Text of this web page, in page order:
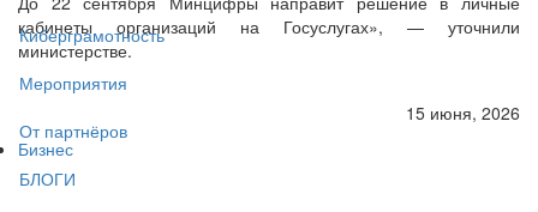
Киберграмотность
Мероприятия
От партнёров
БЛОГИ
кабинеты организаций на Госуслугах», — уточнили
министерстве.
15 июня, 2026
Бизнес